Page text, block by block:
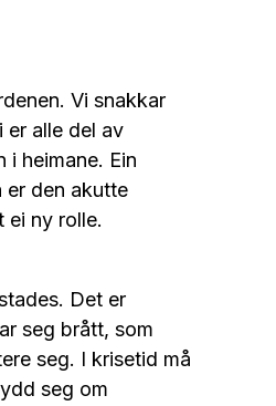
Vi snakkar
er alle del av
heimane. Ein
er den akutte
ei ny rolle.
Det er
seg brått, som
seg. I krisetid må
seg om